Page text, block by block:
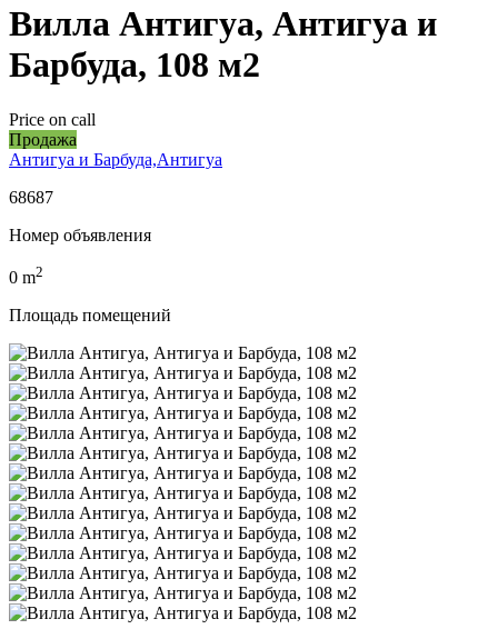
Вилла Антигуа, Антигуа и
Барбуда, 108 м2
Price on call
Продажа
Антигуа и Барбуда,Антигуа
68687
Номер объявления
0 m2
Площадь помещений